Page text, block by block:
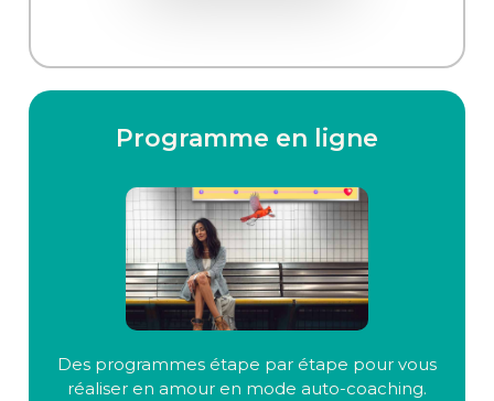
Programme en ligne
Des programmes étape par étape pour vous
réaliser en amour en mode auto-coaching.